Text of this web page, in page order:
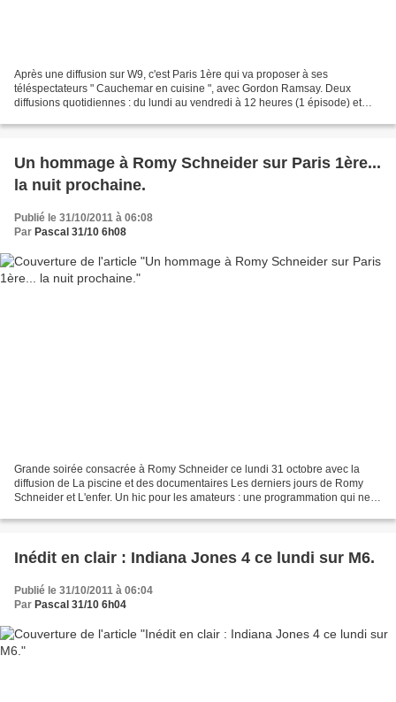
Après une diffusion sur W9, c'est Paris 1ère qui va proposer à ses
téléspectateurs " Cauchemar en cuisine ", avec Gordon Ramsay. Deux
diffusions quotidiennes : du lundi au vendredi à 12 heures (1 épisode) et
Un hommage à Romy Schneider sur Paris 1ère...
la nuit prochaine.
Publié le 31/10/2011 à 06:08
Par Pascal 31/10 6h08
Grande soirée consacrée à Romy Schneider ce lundi 31 octobre avec la
diffusion de La piscine et des documentaires Les derniers jours de Romy
Schneider et L'enfer. Un hic pour les amateurs : une programmation qui ne
Inédit en clair : Indiana Jones 4 ce lundi sur M6.
Publié le 31/10/2011 à 06:04
Par Pascal 31/10 6h04